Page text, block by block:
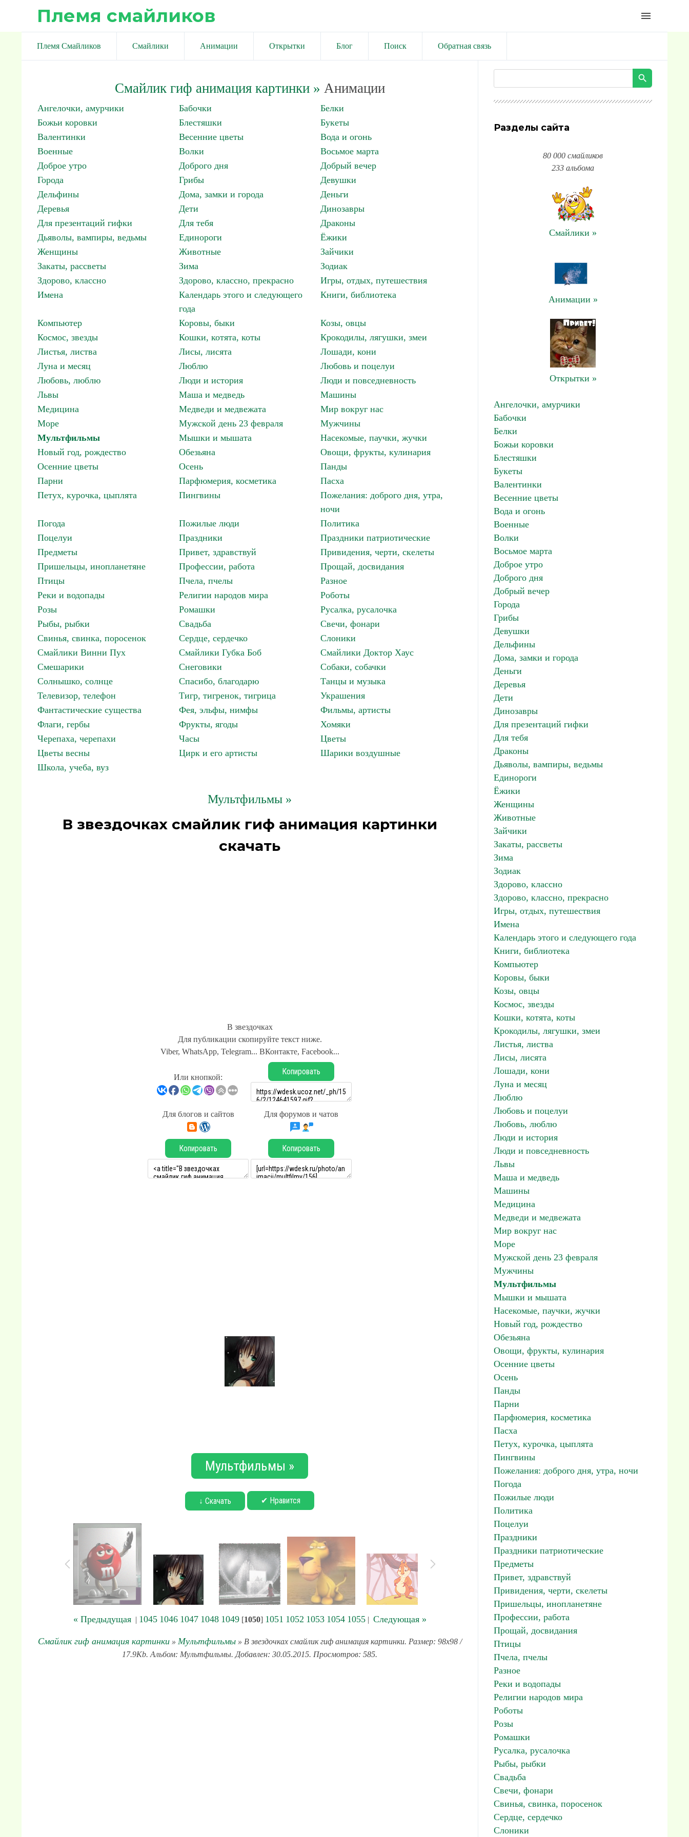
Племя смайликов menu
Племя Смайликов Смайлики Анимации Открытки Блог Поиск Обратная связь
Смайлик гиф анимация картинки» Анимации
Ангелочки, амурчики Бабочки
Белки
Божьи коровки
Блестяшки
Букеты
Валентинки
Весенние цветы
Вода и огонь
Военные
Волки
Восьмое марта
Доброе утро
Доброго дня
Добрый вечер
Города
Грибы
Девушки
Дельфины
Дома, замки и города
Деньги
Деревья
Дети
Динозавры
Для презентаций гифки
Для тебя
Драконы
Дьяволы, вампиры, ведьмы
Единороги
Ёжики
Женщины
Животные
Зайчики
Закаты, рассветы
Зима
Зодиак
Здорово, классно
Здорово, классно, прекрасно
Игры, отдых, путешествия
Имена
Календарь этого и следующего
года
Книги, библиотека
Компьютер Коровы, быки
Козы, овцы
Космос, звезды
Кошки, котята, коты
Крокодилы, лягушки, змеи
Листья, листва
Лисы, лисята
Лошади, кони
Луна и месяц
Люблю
Любовь и поцелуи
Любовь, люблю
Люди и история
Люди и повседневность
Львы
Маша и медведь
Машины
Медицина
Медведи и медвежата
Мир вокруг нас
Море
Мужской день 23 февраля
Мужчины
Мультфильмы
Мышки и мышата
Насекомые, паучки, жучки
Новый год, рождество
Обезьяна
Овощи, фрукты, кулинария
Осенние цветы
Осень
Панды
Парни
Парфюмерия, косметика
Пасха
Петух, курочка, цыплята
Пингвины
Пожелания: доброго дня, утра,
ночи
Погода
Пожилые люди
Политика
Поцелуи
Праздники
Праздники патриотические
Предметы
Привет, здравствуй
Привидения, черти, скелеты
Пришельцы, инопланетяне
Профессии, работа
Прощай, досвидания
Птицы
Пчела, пчелы
Разное
Реки и водопады
Религии народов мира
Роботы
Розы
Ромашки
Русалка, русалочка
Рыбы, рыбки
Свадьба
Свечи, фонари
Свинья, свинка, поросенок
Сердце, сердечко
Слоники
Смайлики Винни Пух
Смайлики Губка Боб
Смайлики Доктор Хаус
Смешарики
Снеговики
Собаки, собачки
Солнышко, солнце
Спасибо, благодарю
Танцы и музыка
Телевизор, телефон
Тигр, тигренок, тигрица
Украшения
Фантастические существа
Фея, эльфы, нимфы
Фильмы, артисты
Флаги, гербы
Фрукты, ягоды
Хомяки
Черепаха, черепахи
Часы
Цветы
Цветы весны
Цирк и его артисты
Шарики воздушные
Школа, учеба, вуз
Мультфильмы »
В звездочках смайлик гиф анимация картинки
скачать
В звездочках
Для публикации скопируйте текст ниже.
Viber, WhatsApp, Telegram... ВКонтакте, Facebook...
Или кнопкой:
Копировать
Для блогов и сайтов Для форумов и чатов
Копировать Копировать
Мультфильмы »
↓ Скачать ✔ Нравится
« Предыдущая| 1045 1046 1047 1048 1049[1050] 1051 1052 1053 1054 1055| Следующая »
Смайлик гиф анимация картинки» Мультфильмы» В звездочках смайлик гиф анимация картинки. Размер: 98x98 /
17.9Kb. Альбом: Мультфильмы. Добавлен: 30.05.2015. Просмотров: 585.
Разделы сайта
80 000 смайликов
233 альбома
Смайлики »
Анимации »
Открытки »
Ангелочки, амурчики
Бабочки
Белки
Божьи коровки
Блестяшки
Букеты
Валентинки
Весенние цветы
Вода и огонь
Военные
Волки
Восьмое марта
Доброе утро
Доброго дня
Добрый вечер
Города
Грибы
Девушки
Дельфины
Дома, замки и города
Деньги
Деревья
Дети
Динозавры
Для презентаций гифки
Для тебя
Драконы
Дьяволы, вампиры, ведьмы
Единороги
Ёжики
Женщины
Животные
Зайчики
Закаты, рассветы
Зима
Зодиак
Здорово, классно
Здорово, классно, прекрасно
Игры, отдых, путешествия
Имена
Календарь этого и следующего года
Книги, библиотека
Компьютер
Коровы, быки
Козы, овцы
Космос, звезды
Кошки, котята, коты
Крокодилы, лягушки, змеи
Листья, листва
Лисы, лисята
Лошади, кони
Луна и месяц
Люблю
Любовь и поцелуи
Любовь, люблю
Люди и история
Люди и повседневность
Львы
Маша и медведь
Машины
Медицина
Медведи и медвежата
Мир вокруг нас
Море
Мужской день 23 февраля
Мужчины
Мультфильмы
Мышки и мышата
Насекомые, паучки, жучки
Новый год, рождество
Обезьяна
Овощи, фрукты, кулинария
Осенние цветы
Осень
Панды
Парни
Парфюмерия, косметика
Пасха
Петух, курочка, цыплята
Пингвины
Пожелания: доброго дня, утра, ночи
Погода
Пожилые люди
Политика
Поцелуи
Праздники
Праздники патриотические
Предметы
Привет, здравствуй
Привидения, черти, скелеты
Пришельцы, инопланетяне
Профессии, работа
Прощай, досвидания
Птицы
Пчела, пчелы
Разное
Реки и водопады
Религии народов мира
Роботы
Розы
Ромашки
Русалка, русалочка
Рыбы, рыбки
Свадьба
Свечи, фонари
Свинья, свинка, поросенок
Сердце, сердечко
Слоники